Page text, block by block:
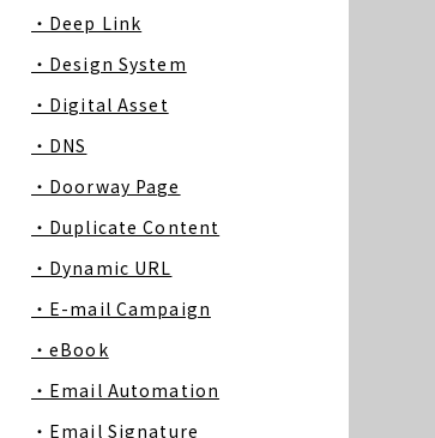
・Deep Link
・Design System
・Digital Asset
・DNS
・Doorway Page
・Duplicate Content
・Dynamic URL
・E-mail Campaign
・eBook
・Email Automation
・Email Signature